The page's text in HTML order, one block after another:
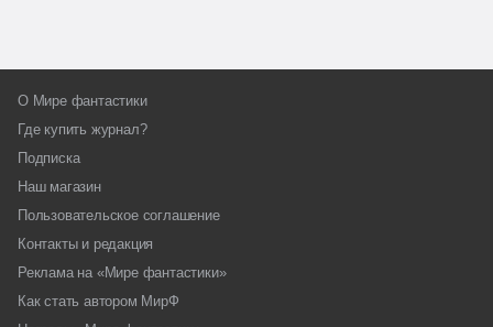
О Мире фантастики
Где купить журнал?
Подписка
Наш магазин
Пользовательское соглашение
Контакты и редакция
Реклама на «Мире фантастики»
Как стать автором МирФ